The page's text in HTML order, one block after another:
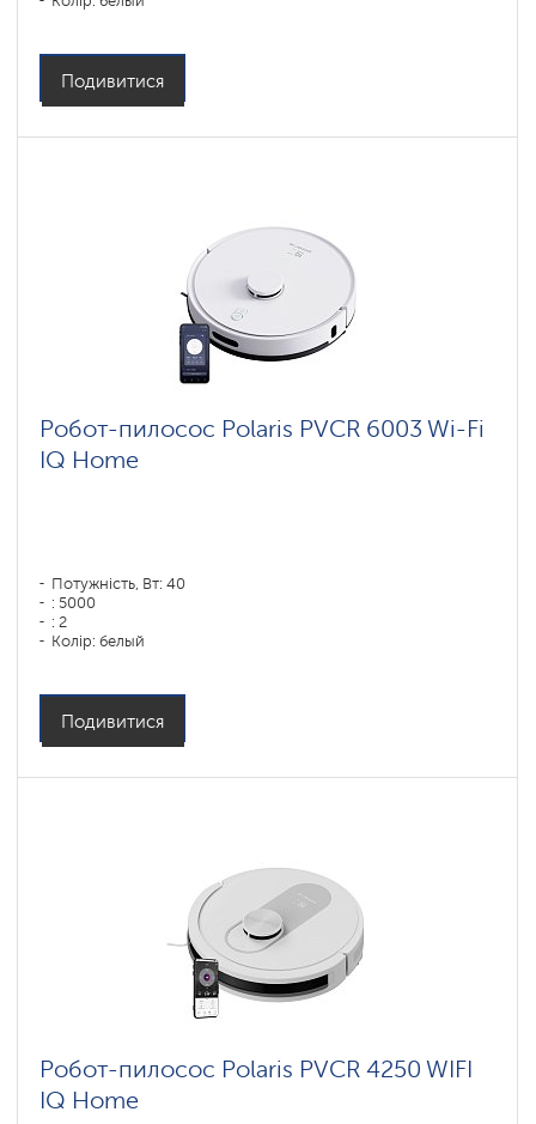
Подивитися
Робот-пилосос Polaris PVCR 6003 Wi-Fi
IQ Home
Потужність, Вт: 40
: 5000
: 2
Колір: белый
Подивитися
Робот-пилосос Polaris PVCR 4250 WIFI
IQ Home